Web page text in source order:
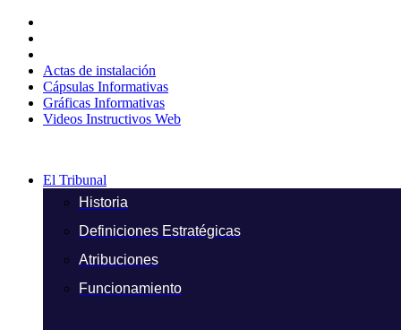
contenido
Actas de instalación
Cápsulas Informativas
Gráficas Informativas
Videos Instructivos Web
El Tribunal
Historia
Definiciones Estratégicas
Atribuciones
Funcionamiento